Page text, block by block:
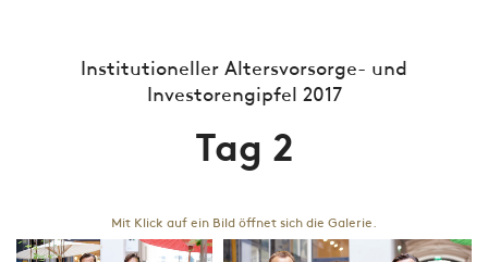
Institutioneller Altersvorsorge- und
Investorengipfel 2017
Tag 2
Mit Klick auf ein Bild öffnet sich die Galerie.